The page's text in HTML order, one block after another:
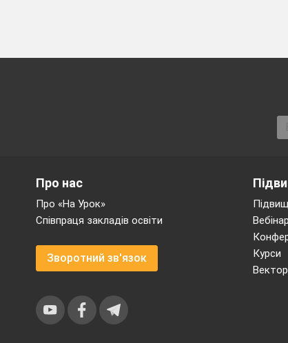
Курси
Вектор
Про нас
Про «На Урок»
Співпраця закладів освіти
Зворотний зв'язок